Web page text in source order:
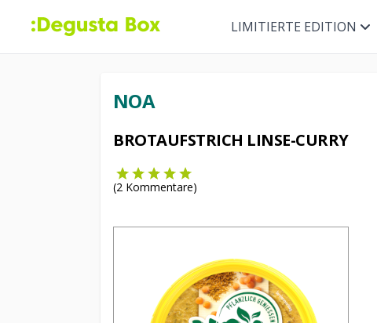
LIMITIERTE EDITION
NOA
BROTAUFSTRICH LINSE-CURRY
(2 Kommentare)